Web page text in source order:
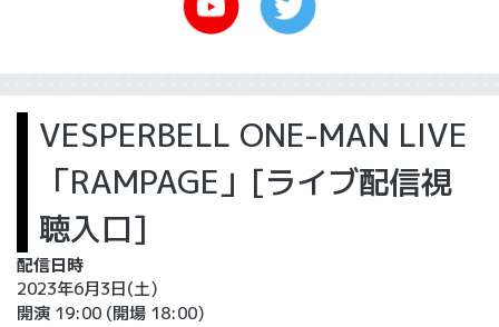
VESPERBELL ONE-MAN LIVE
「RAMPAGE」[ライブ配信視
聴入口]
配信日時
2023年6月3日(土)
開演 19:00 (開場 18:00)